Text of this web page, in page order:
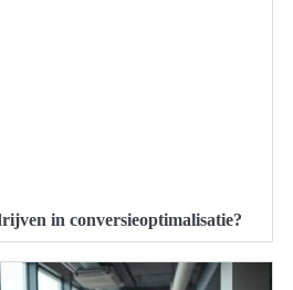
in conversieoptimalisatie?